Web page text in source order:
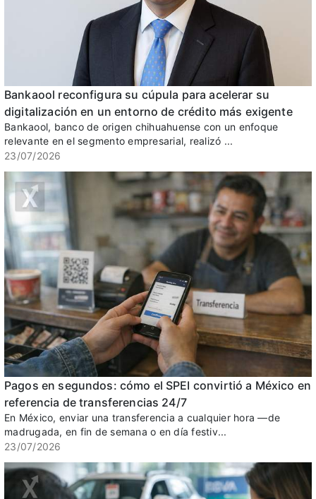
Bankaool reconfigura su cúpula para acelerar su
digitalización en un entorno de crédito más exigente
Bankaool, banco de origen chihuahuense con un enfoque
relevante en el segmento empresarial, realizó ...
23/07/2026
Pagos en segundos: cómo el SPEI convirtió a México en
referencia de transferencias 24/7
En México, enviar una transferencia a cualquier hora —de
madrugada, en fin de semana o en día festiv...
23/07/2026